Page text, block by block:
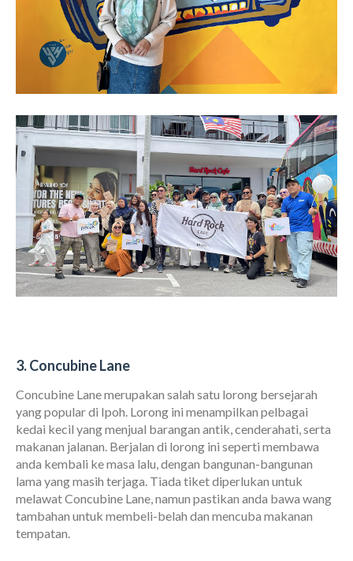
3. Concubine Lane
Concubine Lane merupakan salah satu lorong bersejarah
yang popular di Ipoh. Lorong ini menampilkan pelbagai
kedai kecil yang menjual barangan antik, cenderahati, serta
makanan jalanan. Berjalan di lorong ini seperti membawa
anda kembali ke masa lalu, dengan bangunan-bangunan
lama yang masih terjaga. Tiada tiket diperlukan untuk
melawat Concubine Lane, namun pastikan anda bawa wang
tambahan untuk membeli-belah dan mencuba makanan
tempatan.